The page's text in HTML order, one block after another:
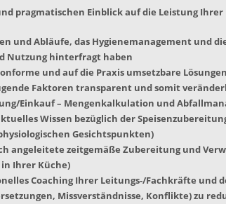
pragmatischen Einblick auf die Leistung
und Abläufe, das Hygienemanagement und
Nutzung hinterfragt haben
und auf die Praxis umsetzbare
Faktoren transparent und somit
Einkauf – Mengenkalkulation und
Wissen bezüglich der
Gesichtspunkten)
angeleitete zeitgemäße Zubereitung und
Ihrer Küche)
Coaching Ihrer Leitungs-/Fachkräfte und
Missverständnisse, Konflikte) zu